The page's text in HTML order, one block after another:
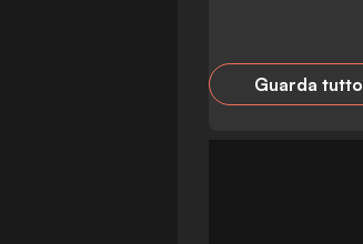
Guarda tutto